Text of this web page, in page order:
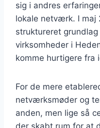
sig i andres
lokale netværk. I maj
struktureret
virksomheder i
komme hurtigere fra
For de mere
netværksmøder og
anden, men lige så